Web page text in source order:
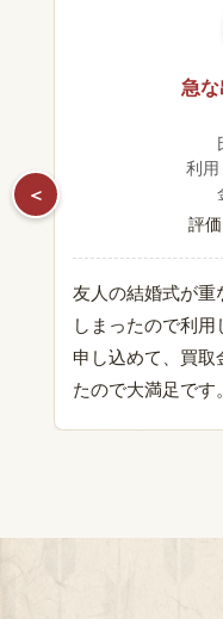
＜
急な
利用
評価
友人の結婚式が重
しまったので利
申し込めて、買取
たので大満足です。